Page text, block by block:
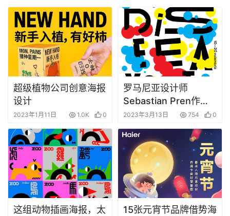
超级植物公司创意海报
设计
2023年1月11日 1.0K 0
罗马尼亚设计师
Sebastian Pren作品
欣赏
2023年3月13日 754 0
这组动物插画海报，太
15张元宵节品牌借势海